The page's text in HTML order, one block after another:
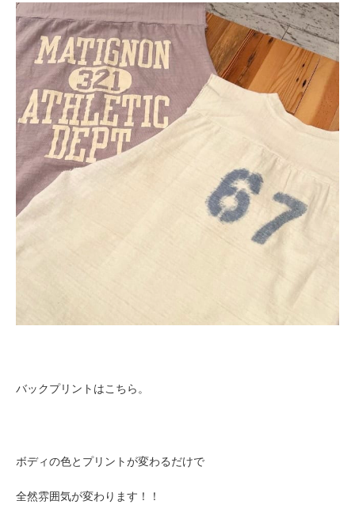
バックプリントはこちら。
ボディの色とプリントが変わるだけで
全然雰囲気が変わります！！